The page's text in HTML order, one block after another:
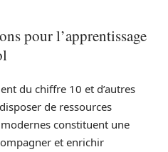
pour l’apprentissage
du chiffre 10 et d’autres
de ressources
constituent une
et enrichir